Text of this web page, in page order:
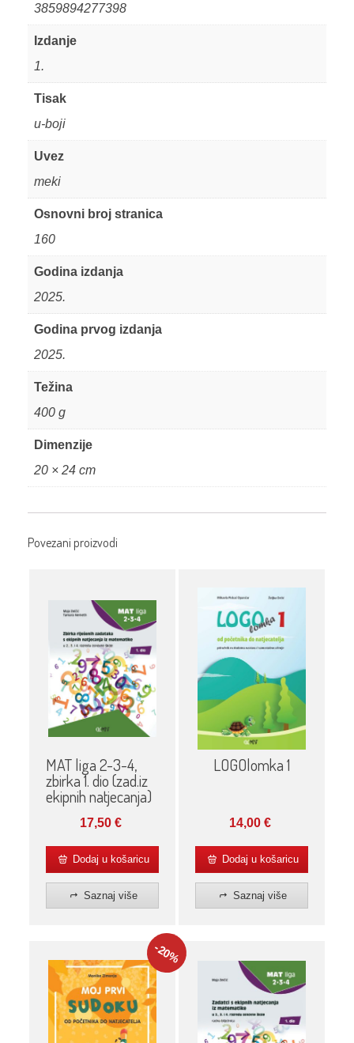
3859894277398
Izdanje
1.
Tisak
u-boji
Uvez
meki
Osnovni broj stranica
160
Godina izdanja
2025.
Godina prvog izdanja
2025.
Težina
400 g
Dimenzije
20 × 24 cm
Povezani proizvodi
MAT liga 2-3-4,
zbirka 1. dio (zad.iz
ekipnih natjecanja)
17,50€
Dodaj u košaricu
Saznaj više
LOGOlomka 1
14,00€
Dodaj u košaricu
Saznaj više
-20%